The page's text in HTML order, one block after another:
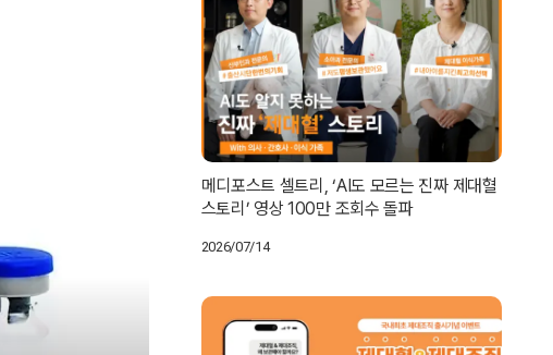
메디포스트 셀트리, ‘AI도 모르는 진짜 제대혈
스토리’ 영상 100만 조회수 돌파
2026/07/14